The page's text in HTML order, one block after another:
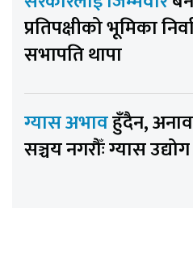
प्रतिपक्षीको भूमिका
सभापति थापा
ग्यास अभावहुँदैन,
सञ्चय नगरौँः ग्यास